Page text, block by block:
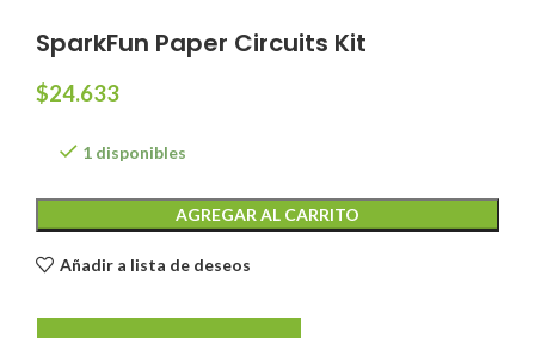
SparkFun Paper Circuits Kit
$24.633
1 disponibles
AGREGAR AL CARRITO
Añadir a lista de deseos